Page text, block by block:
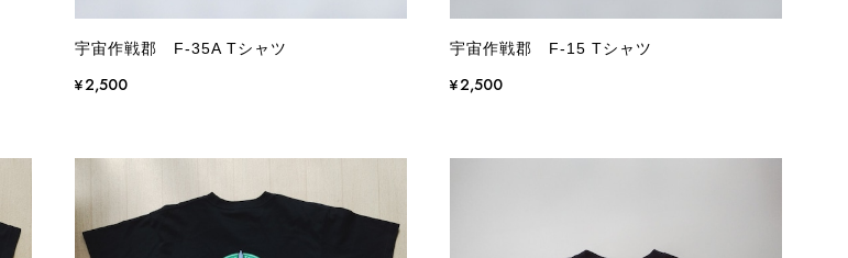
宇宙作戦郡 F-35A Tシャツ
¥2,500
宇宙作戦郡 F-15 Tシャツ
¥2,500